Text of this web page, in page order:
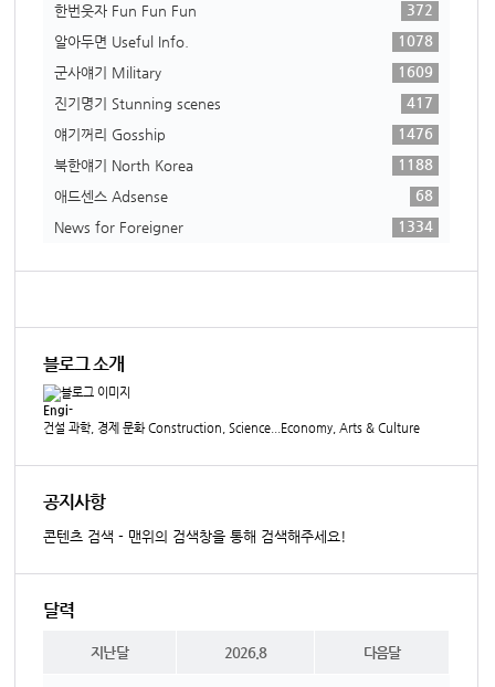
한번웃자 Fun Fun Fun
372
알아두면 Useful Info.
1078
군사얘기 Military
1609
진기명기 Stunning scenes
417
얘기꺼리 Gosship
1476
북한얘기 North Korea
1188
애드센스 Adsense
68
News for Foreigner
1334
블로그 소개
Engi-
건설 과학, 경제 문화 Construction, Science...Economy, Arts & Culture
공지사항
콘텐츠 검색 - 맨위의 검색창을 통해 검색해주세요!
달력
지난달 2026.8 다음달